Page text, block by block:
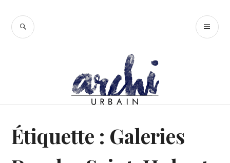
contenu
RECHERCHE
Étiquette : Galeries